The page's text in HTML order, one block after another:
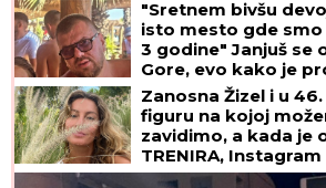
"Sretnem bivšu
isto mesto gde
3 godine" Janjuš se
Gore, evo kako je
Zanosna Žizel i u 46.
figuru na kojoj
zavidimo, a kada je
TRENIRA, Instagram
ISTOPIO